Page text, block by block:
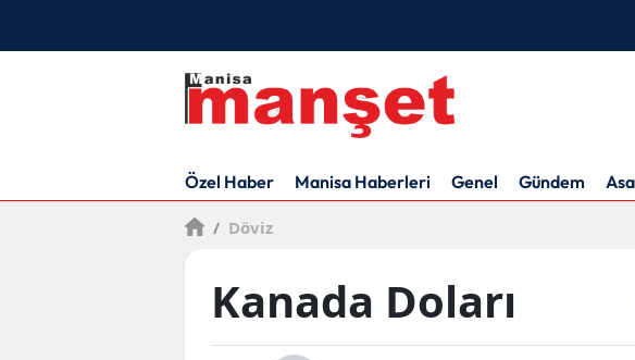
Özel Haber Manisa Haberleri Genel Gündem
/ Döviz
Kanada Doları